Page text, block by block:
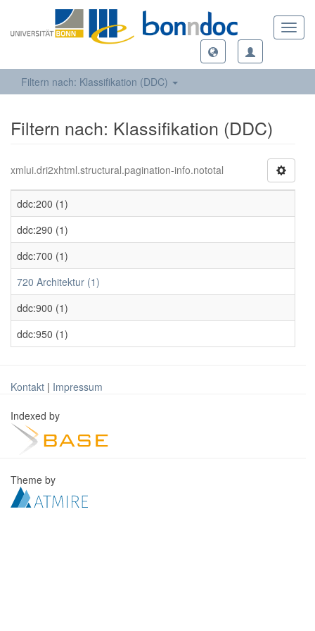
Filtern nach: Klassifikation (DDC)
Filtern nach: Klassifikation (DDC)
xmlui.dri2xhtml.structural.pagination-info.nototal
ddc:200 (1)
ddc:290 (1)
ddc:700 (1)
720 Architektur (1)
ddc:900 (1)
ddc:950 (1)
Kontakt | Impressum
Indexed by
Theme by